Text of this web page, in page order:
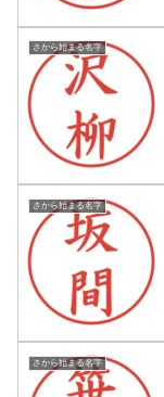
さから始まる名字
さから始まる名字
さから始まる名字